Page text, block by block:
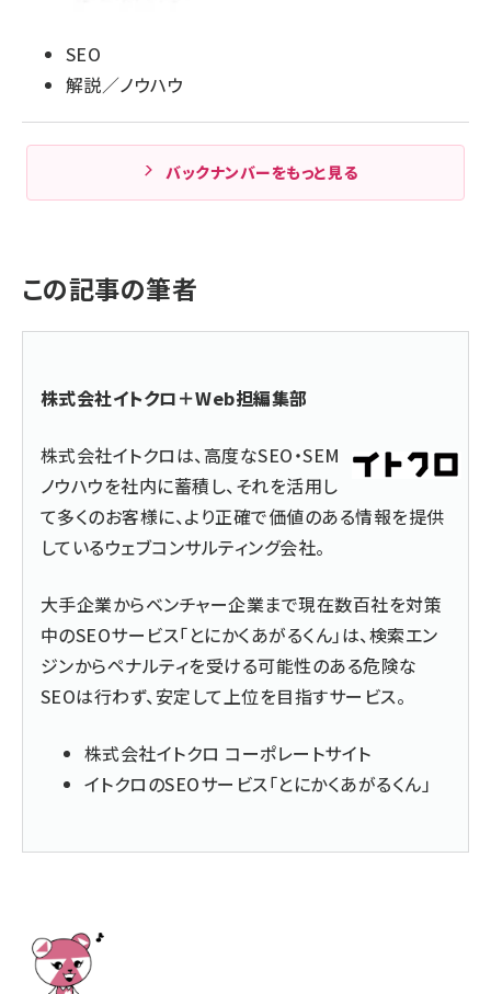
SEO
解説／ノウハウ
バックナンバーをもっと見る
この記事の筆者
株式会社イトクロ＋Web担編集部
株式会社イトクロは、高度なSEO・SEM
ノウハウを社内に蓄積し、それを活用し
て多くのお客様に、より正確で価値のある情報を提供
しているウェブコンサルティング会社。
大手企業からベンチャー企業まで現在数百社を対策
中のSEOサービス「とにかくあがるくん」は、検索エン
ジンからペナルティを受ける可能性のある危険な
SEOは行わず、安定して上位を目指すサービス。
株式会社イトクロ コーポレートサイト
イトクロのSEOサービス「とにかくあがるくん」